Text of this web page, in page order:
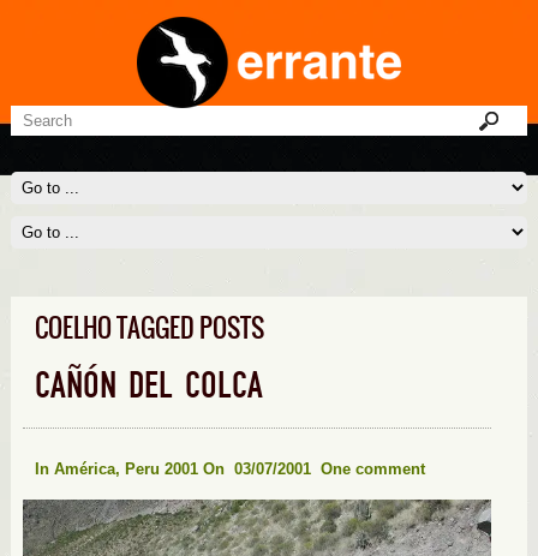
COELHO TAGGED POSTS
CAÑÓN DEL COLCA
In América, Peru 2001 On 03/07/2001 One comment